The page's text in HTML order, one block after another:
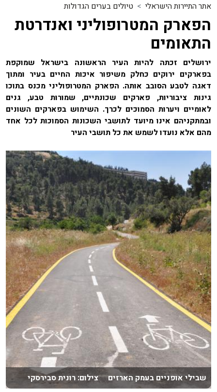
אתר התיירות הישראלי טיולים בערים הגדולות
הפארק המטרופוליני ואנדרטת
התאומים
ירושלים זכתה להיות העיר הראשונה בישראל שמוקפת
בפארקים ירוקים כחלק משיפור איכות החיים בעיר ומתוך
דאגה לטבע הסובב אותה. הפארק המטרופוליני מכנס בתוכו
גינות ציבוריות, פארקים שכונתיים, שמורות טבע, גנים
לאומיים ויערות הסמוכים לכרך. השימוש בפארקים השונים
ובמתקניהם אינו מיועד לתושבי השכונות הסמוכות לכל אחד
מהם אלא נועדו לשמש את כל תושבי העיר
שבילי אופניים בעמק הארזים צילום: רונית סבירסקי